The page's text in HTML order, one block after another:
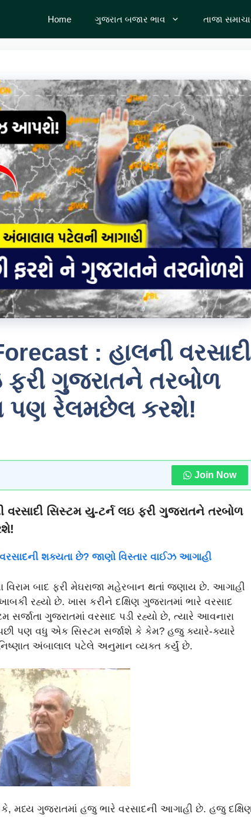
Home ગુજરાત બજાર ભાવ તાજા
: હાલની વરસાદી
ફરી ગુજરાતને તરબોળ
પણ રેલમછેલ કરશે!
Join Now
સિસ્ટમ યુ-ટર્ન લઇ ફરી ગુજરાતને તરબોળ
શક્યતા છે? જાણો વિસ્તાર વાઈઝ આગાહી
વિરામ બાદ ફરી મેઘરાજા મહેરબાન થતાં જણાય છે. આગાહી
રહ્યો છે. ખાસ કરીને દક્ષિણ ગુજરાતમાં ભારે વરસાદ
સર્જાતા ગુજરાતમાં વરસાદ પડી રહ્યો છે, ત્યારે આવનારા
પણ વધુ એક સિસ્ટમ સર્જાશે કે કેમ? હજુ ક્યારે-ક્યારે
અંબાલાલ પટેલે અનુમાન વ્યક્ત કર્યું છે.
મધ્ય ગુજરાતમાં હજુ ભારે વરસાદની આગાહી છે. હજુ